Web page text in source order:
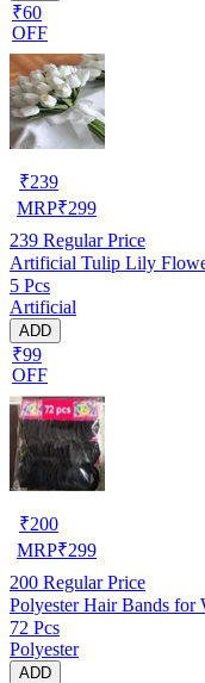
₹60
OFF
₹239
MRP₹299
239 Regular Price
Artificial Tulip Lily
5 Pcs
Artificial
ADD
₹99
OFF
₹200
MRP₹299
200 Regular Price
Polyester Hair Bands for
72 Pcs
Polyester
ADD